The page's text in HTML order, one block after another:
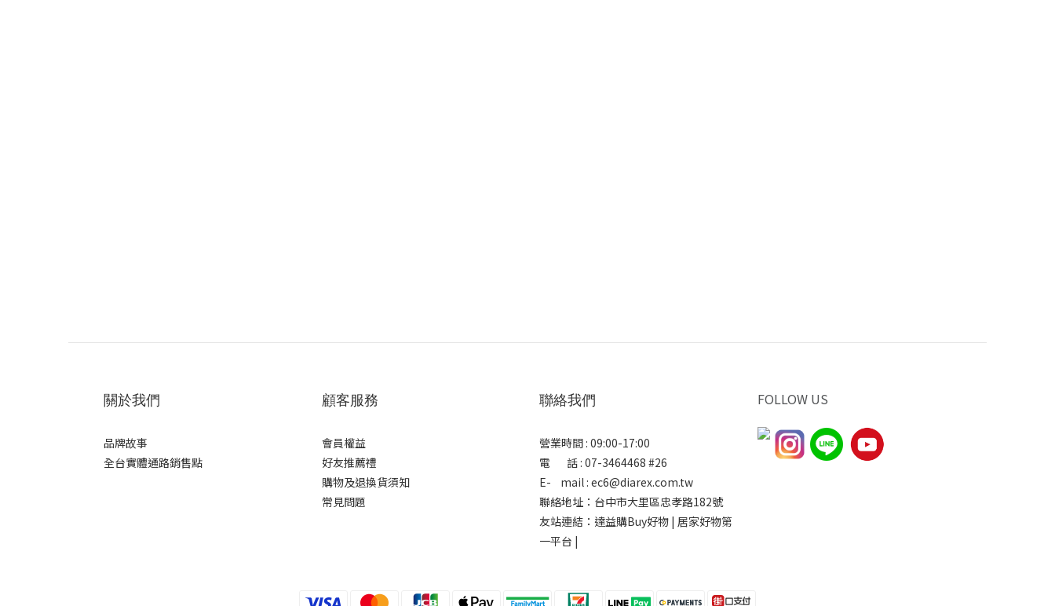
關於我們
品牌故事
全台實體通路銷售點
顧客服務
會員權益
好友推薦禮
購物及退換貨須知
常見問題
聯絡我們
營業時間 : 09:00-17:00
電 話 : 07-3464468 #26
E- mail : ec6@diarex.com.tw
聯絡地址：台中市大里區忠孝路182號
友站連結： 達益購Buy好物 | 居家好物第
一平台 |
FOLLOW US